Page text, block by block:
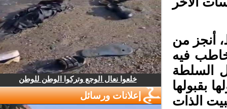
أنجز من
فيه
السلطة
بقبولها
الذات
خلعوا نعال الوجع وتركوا الوطن للوطن
إعلانات ورسائل